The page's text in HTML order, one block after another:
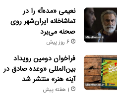
نعیمی «مده‌آ» را در
تماشاخانه ایران‌شهر روی
صحنه می‌برد
6 روز پیش
فراخوان دومین رویداد
بین‌المللی «وعده صادق در
آینه هنر» منتشر شد
1 هفته پیش